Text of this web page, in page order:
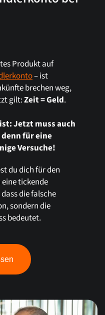
Produkt auf
– ist
brechen weg,
gilt:Zeit = Geld.
Jetzt muss auch
für eine
Versuche!
du dich für den
tickende
die falsche
sondern die
bedeutet.